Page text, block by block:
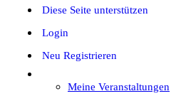
Diese Seite unterstützen
Login
Neu Registrieren
Meine Veranstaltungen